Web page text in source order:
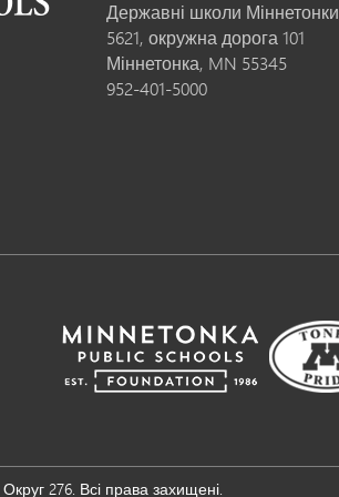
Державні школи Міннетонки
5621, окружна дорога 101
Міннетонка, MN 55345
952-401-5000
276. Всі права захищені.